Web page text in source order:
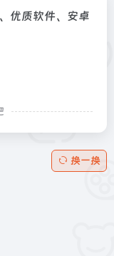
优质软件、安卓
换一换